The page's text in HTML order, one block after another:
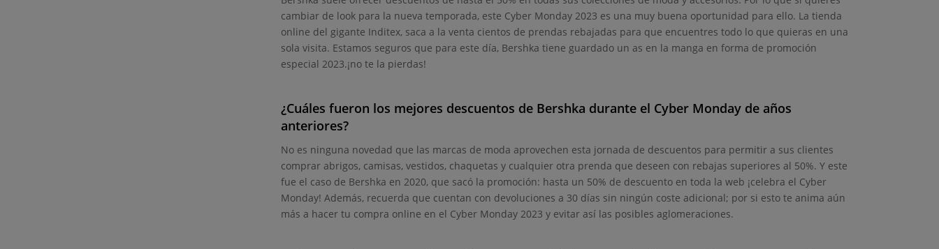
cambiar de look para la nueva temporada, este Cyber Monday 2023 es una muy buena oportunidad para ello. La tienda
online del gigante Inditex, saca a la venta cientos de prendas rebajadas para que encuentres todo lo que quieras en una
sola visita. Estamos seguros que para este día, Bershka tiene guardado un as en la manga en forma de promoción
especial 2023.¡no te la pierdas!
¿Cuáles fueron los mejores descuentos de Bershka durante el Cyber Monday de años
anteriores?
No es ninguna novedad que las marcas de moda aprovechen esta jornada de descuentos para permitir a sus clientes
comprar abrigos, camisas, vestidos, chaquetas y cualquier otra prenda que deseen con rebajas superiores al 50%. Y este
fue el caso de Bershka en 2020, que sacó la promoción: hasta un 50% de descuento en toda la web ¡celebra el Cyber
Monday! Además, recuerda que cuentan con devoluciones a 30 días sin ningún coste adicional; por si esto te anima aún
más a hacer tu compra online en el Cyber Monday 2023 y evitar así las posibles aglomeraciones.